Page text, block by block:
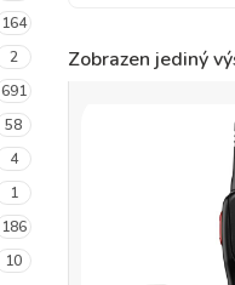
164
2
691
58
4
1
186
10
Zobrazen jediný